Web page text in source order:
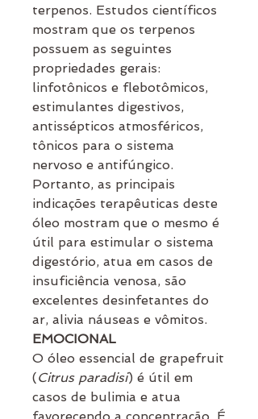
terpenos. Estudos científicos
mostram que os terpenos
possuem as seguintes
propriedades gerais:
linfotônicos e flebotômicos,
estimulantes digestivos,
antissépticos atmosféricos,
tônicos para o sistema
nervoso e antifúngico.
Portanto, as principais
indicações terapêuticas deste
óleo mostram que o mesmo é
útil para estimular o sistema
digestório, atua em casos de
insuficiência venosa, são
excelentes desinfetantes do
ar, alivia náuseas e vômitos.
EMOCIONAL
O óleo essencial de grapefruit
(Citrus paradisi) é útil em
casos de bulimia e atua